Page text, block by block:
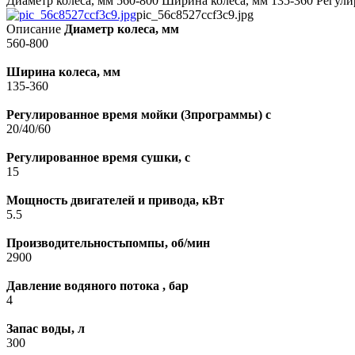
pic_56c8527ccf3c9.jpg
Описание Диаметр колеса, мм
560-800
Ширина колеса, мм
135-360
Регулированное время мойки (3программы) с
20/40/60
Регулированное время сушки, с
15
Мощность двигателей и привода, кВт
5.5
Производительностьпомпы, об/мин
2900
Давление водяного потока , бар
4
Запас воды, л
300